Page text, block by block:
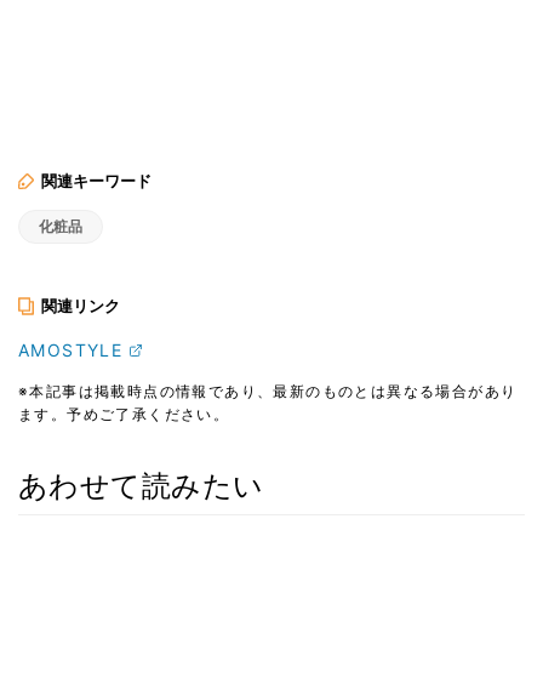
関連キーワード
化粧品
関連リンク
AMOSTYLE
※本記事は掲載時点の情報であり、最新のものとは異なる場合があり
ます。予めご了承ください。
あわせて読みたい